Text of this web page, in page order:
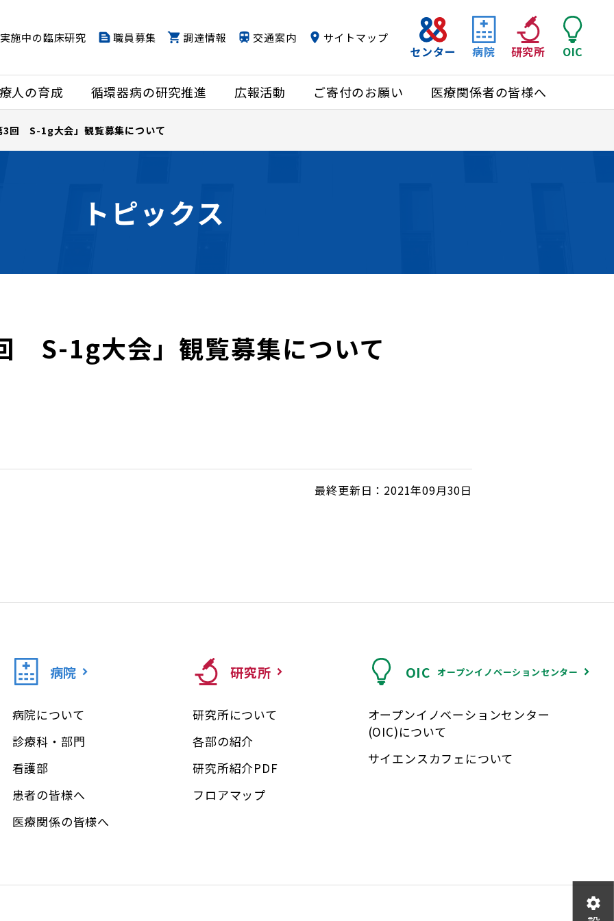
人の育成 循環器病の研究推進 広報活動 ご寄付のお願い 医療関係者の皆様へ
センター 病院 研究所 OIC
実施中の臨床研究 職員募集 調達情報 交通案内 サイトマップ
3回 S-1g大会」観覧募集について
トピックス
S-1g大会」観覧募集について
最終更新日：2021年09月30日
病院
病院について
診療科・部門
看護部
患者の皆様へ
医療関係の皆様へ
研究所
研究所について
各部の紹介
研究所紹介PDF
フロアマップ
OIC オープンイノベーションセンター
オープンイノベーションセンター
(OIC)について
サイエンスカフェについて